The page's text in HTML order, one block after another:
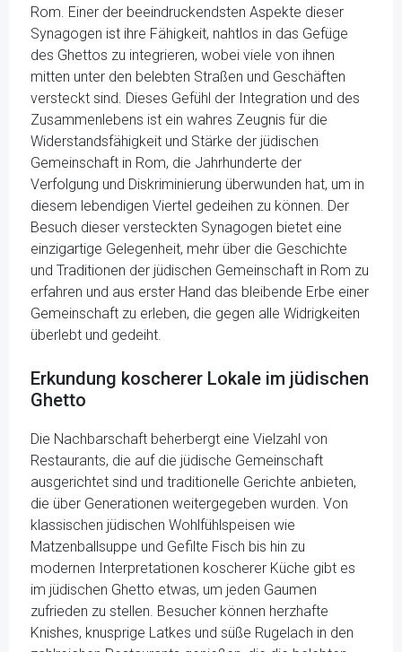
Rom. Einer der beeindruckendsten Aspekte dieser
Synagogen ist ihre Fähigkeit, nahtlos in das Gefüge
des Ghettos zu integrieren, wobei viele von ihnen
mitten unter den belebten Straßen und Geschäften
versteckt sind. Dieses Gefühl der Integration und des
Zusammenlebens ist ein wahres Zeugnis für die
Widerstandsfähigkeit und Stärke der jüdischen
Gemeinschaft in Rom, die Jahrhunderte der
Verfolgung und Diskriminierung überwunden hat, um in
diesem lebendigen Viertel gedeihen zu können. Der
Besuch dieser versteckten Synagogen bietet eine
einzigartige Gelegenheit, mehr über die Geschichte
und Traditionen der jüdischen Gemeinschaft in Rom zu
erfahren und aus erster Hand das bleibende Erbe einer
Gemeinschaft zu erleben, die gegen alle Widrigkeiten
überlebt und gedeiht.
Erkundung koscherer Lokale im jüdischen
Ghetto
Die Nachbarschaft beherbergt eine Vielzahl von
Restaurants, die auf die jüdische Gemeinschaft
ausgerichtet sind und traditionelle Gerichte anbieten,
die über Generationen weitergegeben wurden. Von
klassischen jüdischen Wohlfühlspeisen wie
Matzenballsuppe und Gefilte Fisch bis hin zu
modernen Interpretationen koscherer Küche gibt es
im jüdischen Ghetto etwas, um jeden Gaumen
zufrieden zu stellen. Besucher können herzhafte
Knishes, knusprige Latkes und süße Rugelach in den